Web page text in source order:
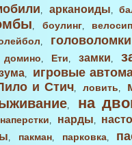
, арканоиды,
, боулинг,
, головоломки
домино, Ети, замки,
,
игровые
и Стич,ловить,
, на
наперстки, нарды,
, пакман, парковка,